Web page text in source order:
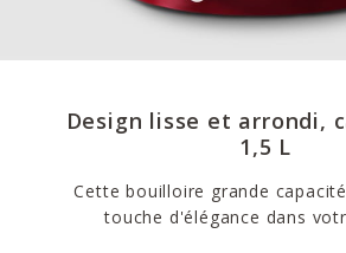
Design lisse et arrondi,
1,5 L
Cette bouilloire grande
touche d'élégance dans